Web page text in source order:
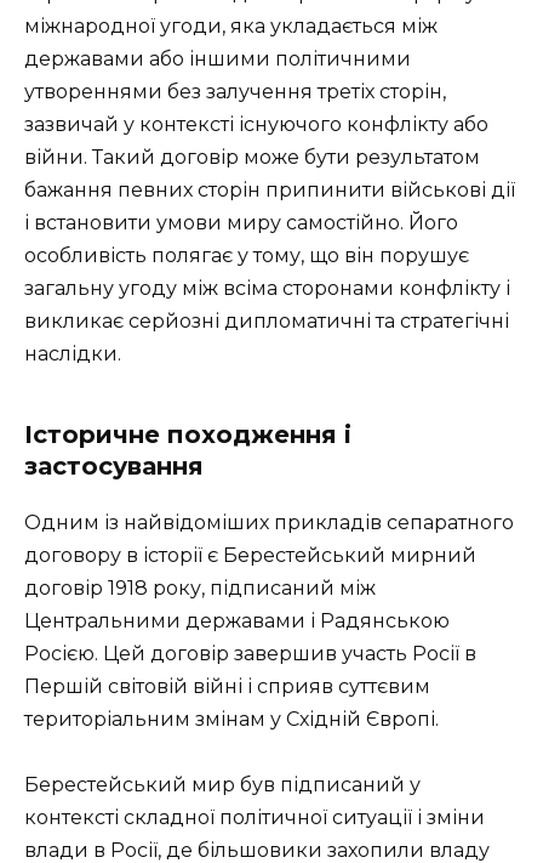
міжнародної угоди, яка укладається між
державами або іншими політичними
утвореннями без залучення третіх сторін,
зазвичай у контексті існуючого конфлікту або
війни. Такий договір може бути результатом
бажання певних сторін припинити військові дії
і встановити умови миру самостійно. Його
особливість полягає у тому, що він порушує
загальну угоду між всіма сторонами конфлікту і
викликає серйозні дипломатичні та стратегічні
наслідки.
Історичне походження і
застосування
Одним із найвідоміших прикладів сепаратного
договору в історії є Берестейський мирний
договір 1918 року, підписаний між
Центральними державами і Радянською
Росією. Цей договір завершив участь Росії в
Першій світовій війні і сприяв суттєвим
територіальним змінам у Східній Європі.
Берестейський мир був підписаний у
контексті складної політичної ситуації і зміни
влади в Росії, де більшовики захопили владу